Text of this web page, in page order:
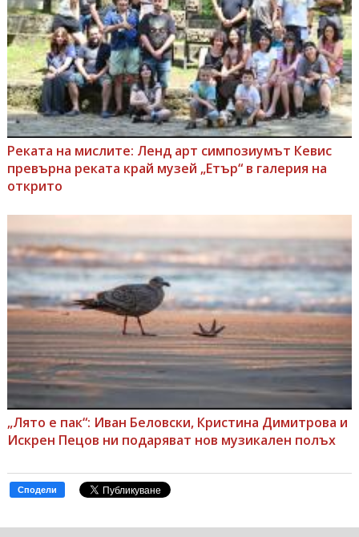
Реката на мислите: Ленд арт симпозиумът Кевис
превърна реката край музей „Етър“ в галерия на
открито
„Лято е пак“: Иван Беловски, Кристина Димитрова и
Искрен Пецов ни подаряват нов музикален полъх
Сподели